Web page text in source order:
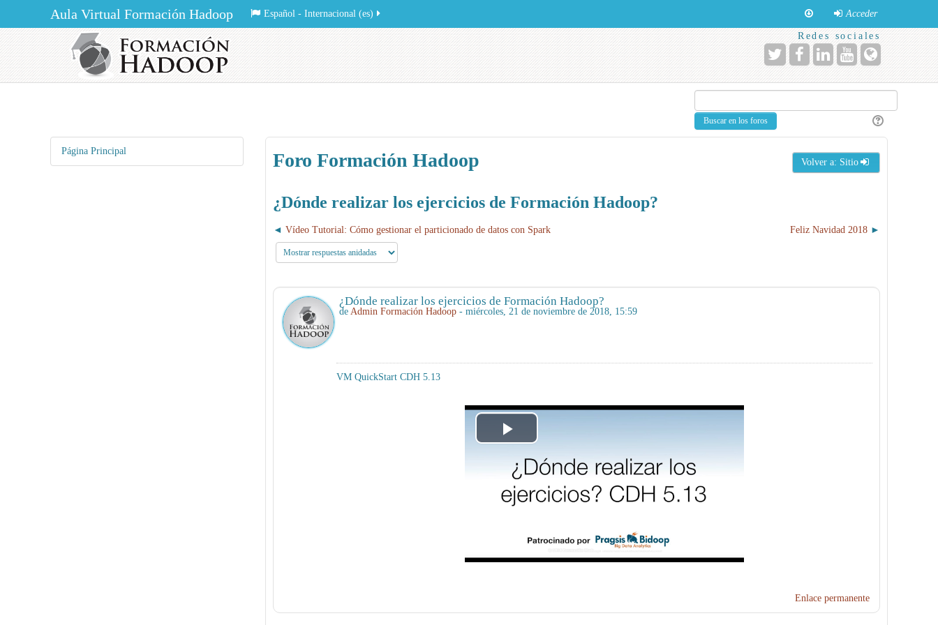
Aula Virtual Formación Hadoop Acceder
Español - Internacional ‎(es)‎
Redes sociales
Foro Formación Hadoop Volver a: Sitio
¿Dónde realizar los ejercicios de Formación Hadoop?
Vídeo Tutorial: Cómo gestionar el particionado de datos con Spark Feliz Navidad 2018
¿Dónde realizar los ejercicios de Formación Hadoop?
de Admin Formación Hadoop- miércoles, 21 de noviembre de 2018, 15:59
VM QuickStart CDH 5.13
Reproducción
Vídeo
Enlace permanente
Página Principal